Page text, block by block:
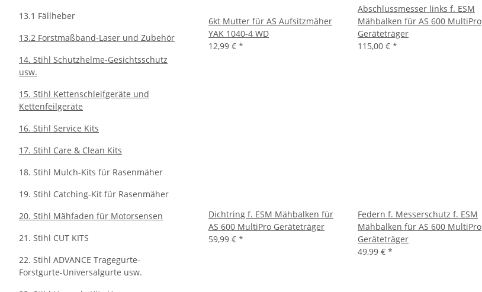
6kt Mutter für AS Aufsitzmäher
YAK 1040-4 WD
12,99 € *
Abschlussmesser links f. ESM
Mähbalken für AS 600 MultiPro
Geräteträger
115,00 € *
Dichtring f. ESM Mähbalken für
AS 600 MultiPro Geräteträger
59,99 € *
Federn f. Messerschutz f. ESM
Mähbalken für AS 600 MultiPro
Geräteträger
49,99 € *
13.1 Fällheber
13.2 Forstmaßband-Laser und Zubehör
14. Stihl Schutzhelme-Gesichtsschutz
usw.
15. Stihl Kettenschleifgeräte und
Kettenfeilgeräte
16. Stihl Service Kits
17. Stihl Care & Clean Kits
18. Stihl Mulch-Kits für Rasenmäher
19. Stihl Catching-Kit für Rasenmäher
20. Stihl Mähfaden für Motorsensen
21. Stihl CUT KITS
22. Stihl ADVANCE Tragegurte-
Forstgurte-Universalgurte usw.